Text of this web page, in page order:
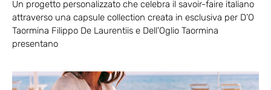
Un progetto personalizzato che celebra il savoir-faire italiano
attraverso una capsule collection creata in esclusiva per D’O
Taormina Filippo De Laurentiis e Dell’Oglio Taormina
presentano